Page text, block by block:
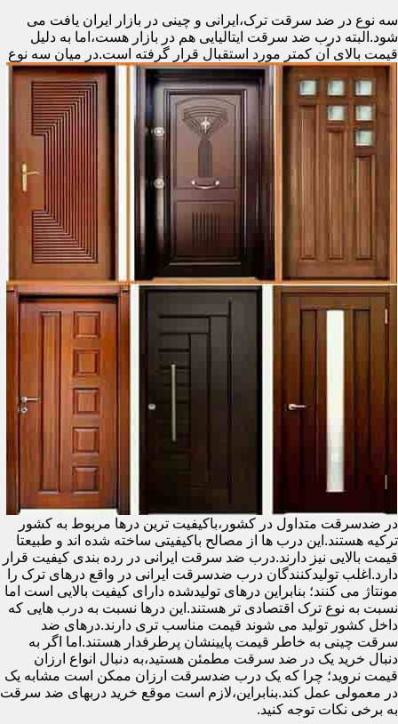
سه نوع در ضد سرقت ترک،ایرانی و چینی در بازار ایران یافت می
شود.البته درب ضد سرقت ایتالیایی هم در بازار هست،اما به دلیل
قیمت بالای آن کمتر مورد استقبال قرار گرفته است.در میان سه نوع
در ضدسرقت متداول در کشور،باکیفیت ترین درها مربوط به کشور
ترکیه هستند.این درب ها از مصالح باکیفیتی ساخته شده اند و طبیعتا
قیمت بالایی نیز دارند.درب ضد سرقت ایرانی در رده بندی کیفیت قرار
دارد.اغلب تولیدکنندگان درب ضدسرقت ایرانی در واقع درهای ترک را
مونتاژ می کنند؛ بنابراین درهای تولیدشده دارای کیفیت بالایی است اما
نسبت به نوع ترک اقتصادی تر هستند.این درها نسبت به درب هایی که
داخل کشور تولید می شوند قیمت مناسب تری دارند.درهای ضد
سرقت چینی به خاطر قیمت پایینشان پرطرفدار هستند.اما اگر به
دنبال خرید یک در ضد سرقت مطمئن هستید،به دنبال انواع ارزان
قیمت نروید؛ چرا که یک درب ضدسرقت ارزان ممکن است مشابه یک
در معمولی عمل کند.بنابراین،لازم است موقع خرید دربهای ضد سرقت
به برخی نکات توجه کنید.